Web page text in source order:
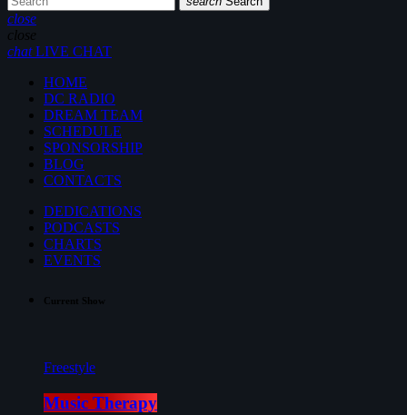
close
close
chatLIVE CHAT
HOME
DC RADIO
DREAM TEAM
SCHEDULE
SPONSORSHIP
BLOG
CONTACTS
DEDICATIONS
PODCASTS
CHARTS
EVENTS
Current Show
Freestyle
Music Therapy